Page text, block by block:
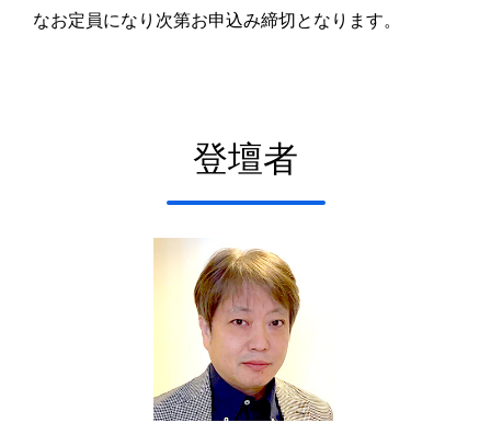
なお定員になり次第お申込み締切となります。
登壇者